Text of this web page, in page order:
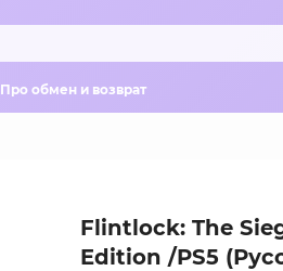
Про обмен и возврат
Flintlock: The
Edition /PS5